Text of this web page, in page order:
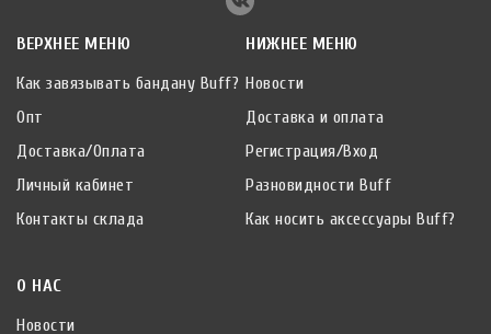
ВЕРХНЕЕ МЕНЮ
Как завязывать бандану Buff?
Опт
Доставка/Оплата
Личный кабинет
Контакты склада
НИЖНЕЕ МЕНЮ
Новости
Доставка и оплата
Регистрация/Вход
Разновидности Buff
Как носить аксессуары Buff?
О НАС
Новости